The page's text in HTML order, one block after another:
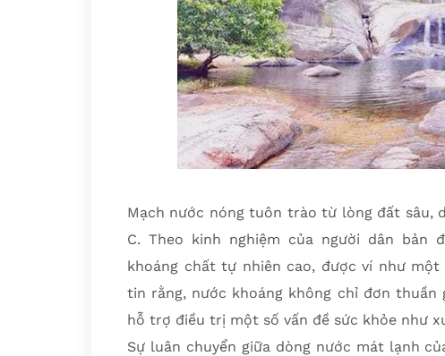
Mạch nước nóng tuôn trào từ lòng đất sâu,
C. Theo kinh nghiệm của người dân bản
khoáng chất tự nhiên cao, được ví như một
tin rằng, nước khoáng không chỉ đơn
hỗ trợ điều trị một số vấn đề sức khỏe như
Sự luân chuyển giữa dòng nước mát lạnh